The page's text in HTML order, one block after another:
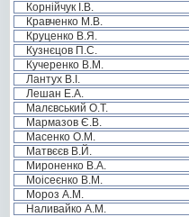
Корнійчук І.В.
Кравченко М.В.
Круценко В.Я.
Кузнєцов П.С.
Кучеренко В.М.
Лантух В.І.
Лешан Е.А.
Малєвський О.Т.
Мармазов Є.В.
Масенко О.М.
Матвєєв В.Й.
Мироненко В.А.
Моісеєнко В.М.
Мороз А.М.
Наливайко А.М.